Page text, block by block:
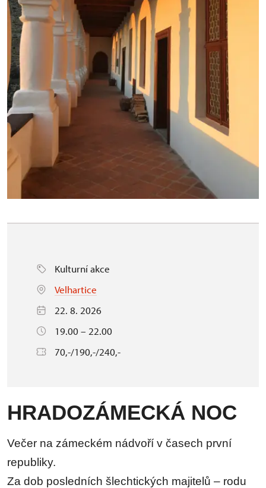
Kulturní akce
Velhartice
22. 8. 2026
19.00 – 22.00
70,-/190,-/240,-
HRADOZÁMECKÁ NOC
Večer na zámeckém nádvoří v časech první
republiky.
Za dob posledních šlechtických majitelů – rodu